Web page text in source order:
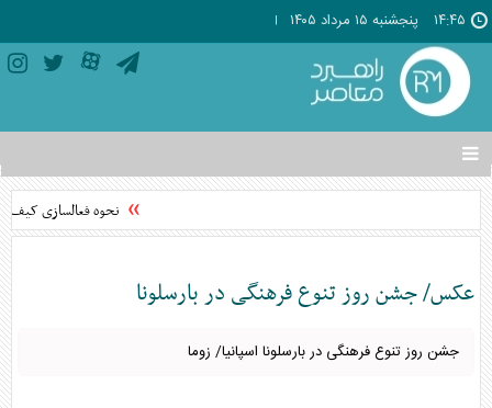
۱۴:۴۵ پنجشنبه ۱۵ مرداد ۱۴۰۵
تغییر
وضعیت
منوی
ها
نحوه فعالسازی کیف
عکس/ جشن روز تنوع فرهنگی در بارسلونا
جشن روز تنوع فرهنگی در بارسلونا اسپانیا/ زوما